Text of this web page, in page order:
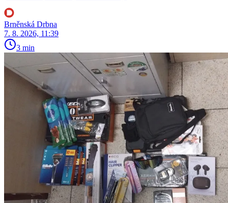
Brněnská Drbna
7. 8. 2026, 11:39
3 min